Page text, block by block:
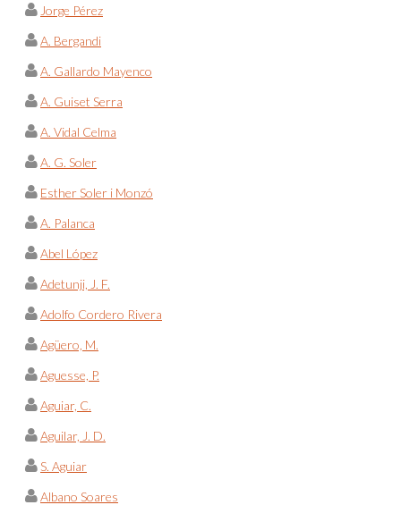
Jorge Pérez
A. Bergandi
A. Gallardo Mayenco
A. Guiset Serra
A. Vidal Celma
A. G. Soler
Esther Soler i Monzó
A. Palanca
Abel López
Adetunji, J. F.
Adolfo Cordero Rivera
Agüero, M.
Aguesse, P.
Aguiar, C.
Aguilar, J. D.
S. Aguiar
Albano Soares